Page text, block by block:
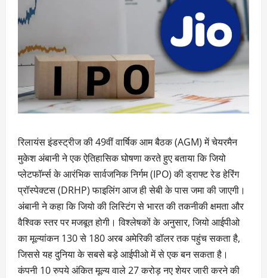
रिलायंस इंडस्ट्रीज की 49वीं वार्षिक आम बैठक (AGM) में चेयरमैन
मुकेश अंबानी ने एक ऐतिहासिक घोषणा करते हुए बताया कि जियो
प्लेटफॉर्म्स के आरंभिक सार्वजनिक निर्गम (IPO) की ड्राफ्ट रेड हेरिंग
प्रॉस्पेक्टस (DRHP) फाइलिंग आज ही सेबी के पास जमा की जाएगी।
अंबानी ने कहा कि जियो की लिस्टिंग से भारत की तकनीकी क्षमता और
वैश्विक स्तर पर मजबूत होगी। विश्लेषकों के अनुसार, जियो आईपीओ
का मूल्यांकन 130 से 180 अरब अमेरिकी डॉलर तक पहुंच सकता है,
जिससे यह दुनिया के सबसे बड़े आईपीओ में से एक बन सकता है।
कंपनी 10 रुपये अंकित मूल्य वाले 27 करोड़ नए शेयर जारी करने की